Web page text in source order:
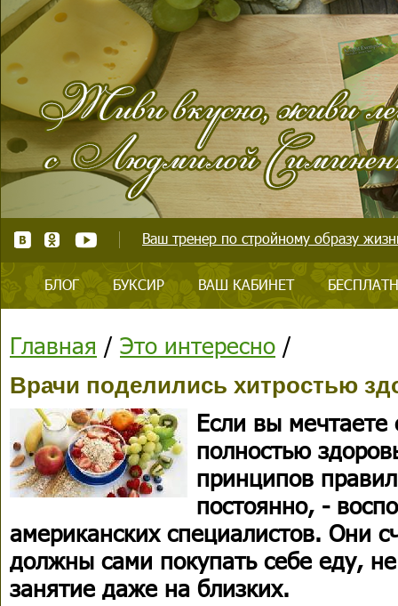
Ваш тренер по стройному образу
БЛОГ БУКСИР ВАШ КАБИНЕТ
Главная / Это интересно /
Врачи поделились хитростью
Если вы мечтаете
полностью
принципов
постоянно, -
американских специалистов. Они
должны сами покупать себе еду,
занятие даже на близких.